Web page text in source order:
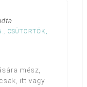
CSÜTÖRTÖK,
mész,
itt vagy